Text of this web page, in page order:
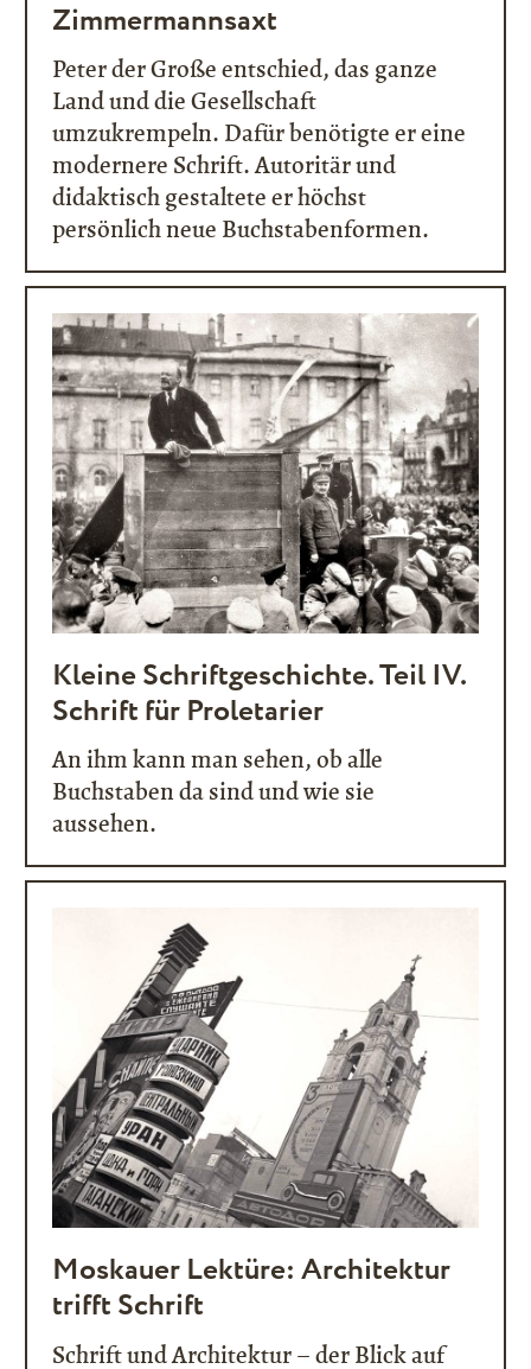
Zimmermannsaxt
Peter der Große entschied, das ganze
Land und die Gesellschaft
umzukrempeln. Dafür benötigte er eine
modernere Schrift. Autoritär und
didaktisch gestaltete er höchst
persönlich neue Buchstabenformen.
Kleine Schriftgeschichte. Teil IV.
Schrift für Proletarier
An ihm kann man sehen, ob alle
Buchstaben da sind und wie sie
aussehen.
Moskauer Lektüre: Architektur
trifft Schrift
Schrift und Architektur – der Blick auf